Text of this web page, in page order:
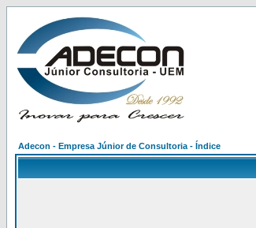
Adecon - Empresa Júnior de Consultoria - Índice